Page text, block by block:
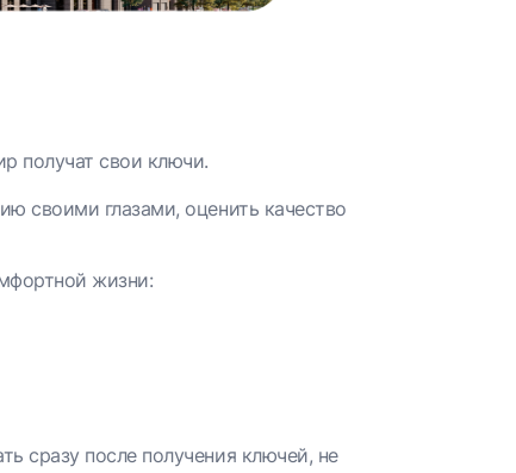
получат свои ключи.
своими глазами, оценить качество
жизни:
сразу после получения ключей, не